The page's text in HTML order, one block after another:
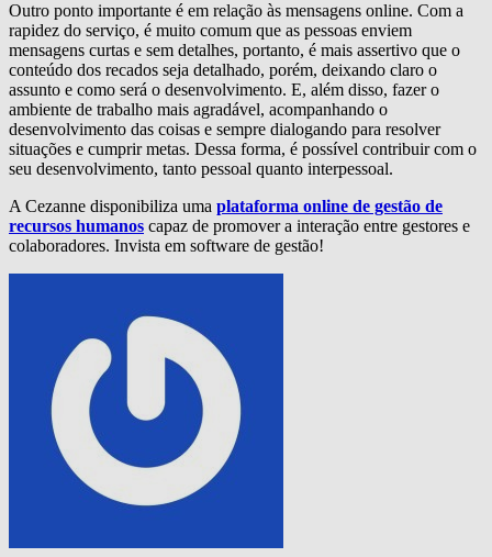
Outro ponto importante é em relação às mensagens online. Com a
rapidez do serviço, é muito comum que as pessoas enviem
mensagens curtas e sem detalhes, portanto, é mais assertivo que o
conteúdo dos recados seja detalhado, porém, deixando claro o
assunto e como será o desenvolvimento. E, além disso, fazer o
ambiente de trabalho mais agradável, acompanhando o
desenvolvimento das coisas e sempre dialogando para resolver
situações e cumprir metas. Dessa forma, é possível contribuir com o
seu desenvolvimento, tanto pessoal quanto interpessoal.
A Cezanne disponibiliza uma plataforma online de gestão de
recursos humanos capaz de promover a interação entre gestores e
colaboradores. Invista em software de gestão!